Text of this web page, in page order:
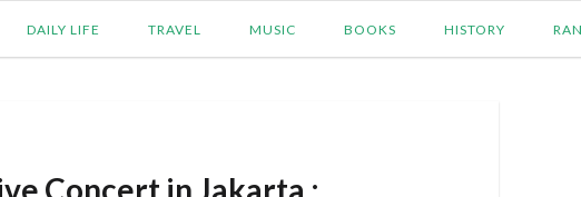
DAILY LIFE TRAVEL MUSIC BOOKS HISTORY